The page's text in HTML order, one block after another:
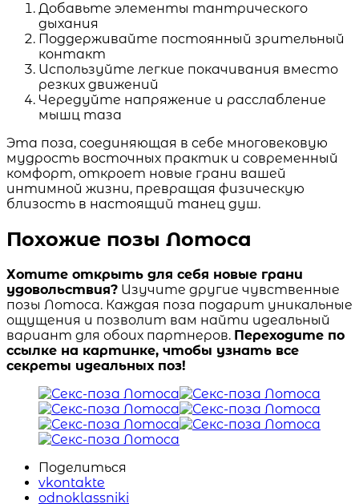
Добавьте элементы тантрического
дыхания
Поддерживайте постоянный зрительный
контакт
Используйте легкие покачивания вместо
резких движений
Чередуйте напряжение и расслабление
мышц таза
Эта поза, соединяющая в себе многовековую
мудрость восточных практик и современный
комфорт, откроет новые грани вашей
интимной жизни, превращая физическую
близость в настоящий танец душ.
Похожие позы Лотоса
Хотите открыть для себя новые грани
удовольствия? Изучите другие чувственные
позы Лотоса. Каждая поза подарит уникальные
ощущения и позволит вам найти идеальный
вариант для обоих партнеров. Переходите по
ссылке на картинке, чтобы узнать все
секреты идеальных поз!
Поделиться
vkontakte
odnoklassniki